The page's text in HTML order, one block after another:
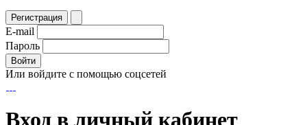
Регистрация
E-mail
Пароль
Войти
Или войдите с помощью соцсетей
Вход в личный кабинет